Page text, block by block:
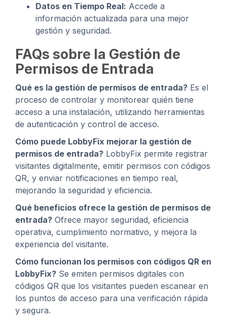
Datos en Tiempo Real: Accede a
información actualizada para una mejor
gestión y seguridad.
FAQs sobre la Gestión de
Permisos de Entrada
Qué es la gestión de permisos de entrada? Es el
proceso de controlar y monitorear quién tiene
acceso a una instalación, utilizando herramientas
de autenticación y control de acceso.
Cómo puede LobbyFix mejorar la gestión de
permisos de entrada? LobbyFix permite registrar
visitantes digitalmente, emitir permisos con códigos
QR, y enviar notificaciones en tiempo real,
mejorando la seguridad y eficiencia.
Qué beneficios ofrece la gestión de permisos de
entrada? Ofrece mayor seguridad, eficiencia
operativa, cumplimiento normativo, y mejora la
experiencia del visitante.
Cómo funcionan los permisos con códigos QR en
LobbyFix? Se emiten permisos digitales con
códigos QR que los visitantes pueden escanear en
los puntos de acceso para una verificación rápida
y segura.